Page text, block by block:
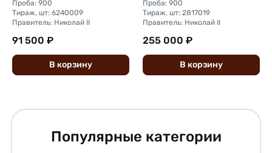
Проба: 900
Тираж, шт: 6240009
Правитель: Николай II
91 500 ₽
В корзину
Проба: 900
Тираж, шт: 2817019
Правитель: Николай II
255 000 ₽
В корзину
Популярные категории